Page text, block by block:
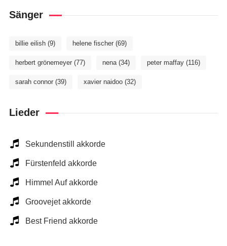
Sänger
billie eilish(9) helene fischer(69)
herbert grönemeyer(77) nena(34) peter maffay(116)
sarah connor(39) xavier naidoo(32)
Lieder
Sekundenstill akkorde
Fürstenfeld akkorde
Himmel Auf akkorde
Groovejet akkorde
Best Friend akkorde